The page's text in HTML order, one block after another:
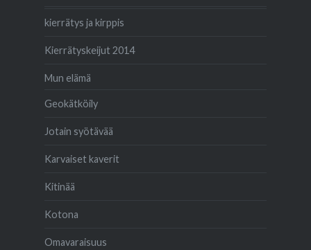
kierrätys ja kirppis
Kierrätyskeijut 2014
Mun elämä
Geokätköily
Jotain syötävää
Karvaiset kaverit
Kitinää
Kotona
Omavaraisuus